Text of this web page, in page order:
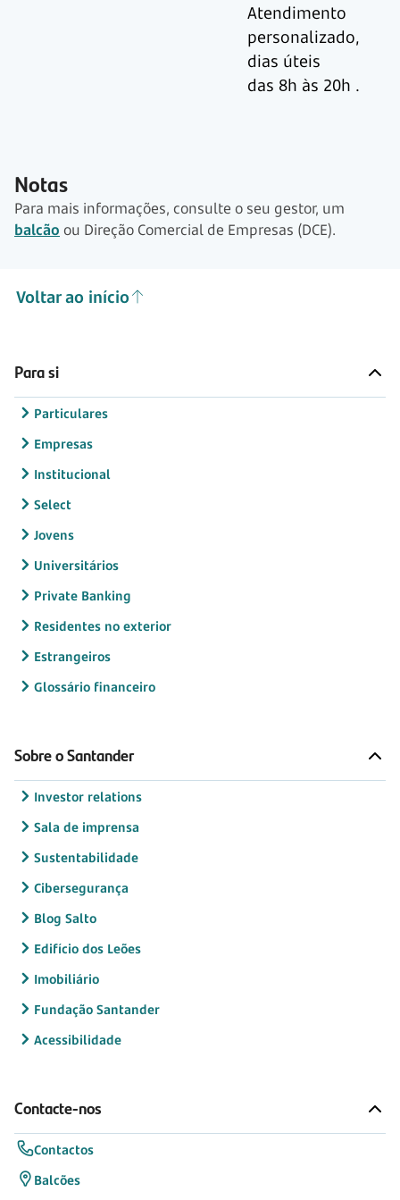
Atendimento
personalizado,
dias úteis
das 8h às 20h .
Notas
Para mais informações, consulte o seu gestor, um
balcão ou Direção Comercial de Empresas (DCE).
Voltar ao início
Para si
Particulares
Empresas
Institucional
Select
Jovens
Universitários
Private Banking
Residentes no exterior
Estrangeiros
Glossário financeiro
Sobre o Santander
Investor relations
Sala de imprensa
Sustentabilidade
Cibersegurança
Blog Salto
Edifício dos Leões
Imobiliário
Fundação Santander
Acessibilidade
Contacte-nos
Contactos
Balcões